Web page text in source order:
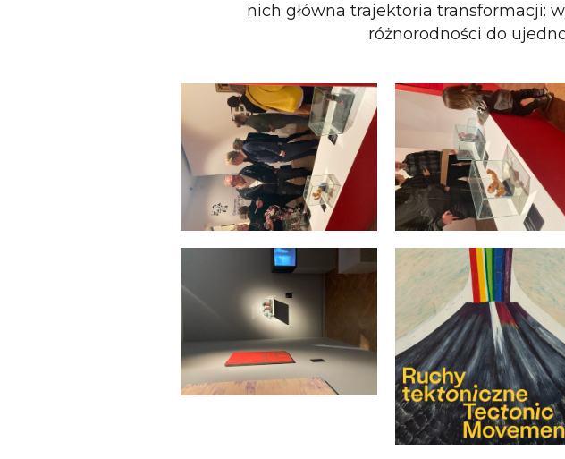
nich główna trajektoria transformacji:
różnorodności do